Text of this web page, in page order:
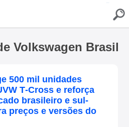
Volkswagen Brasil
500 mil unidades
T‑Cross e reforça
brasileiro e sul-
preços e versões do